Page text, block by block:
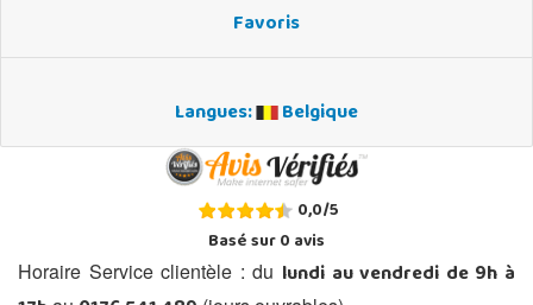
Favoris
Langues: Belgique
0,0/5
Basé sur0avis
Horaire Service clientèle : du lundi au vendredi de 9h à